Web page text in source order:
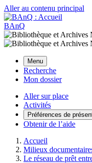
Aller au contenu principal
BAnQ
Menu
Recherche
Mon dossier
Aller sur place
Activités
Préférences de
Obtenir de l’aide
Accueil
Milieux
Le réseau de prêt